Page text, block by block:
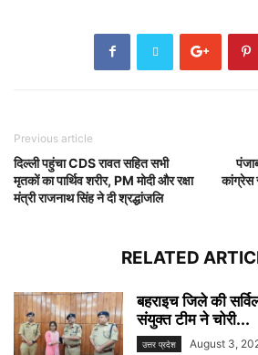
Previous article
दिल्ली पहुंचा CDS रावत सहित सभी
मृतकों का पार्थिव शरीर, PM मोदी और रक्षा
मंत्री राजनाथ सिंह ने दी श्रद्धांजलि
कांग्रेस
RELATED
बहराइच जिले की
संयुक्त टीम ने चोरी...
उत्तर प्रदेश August 3,